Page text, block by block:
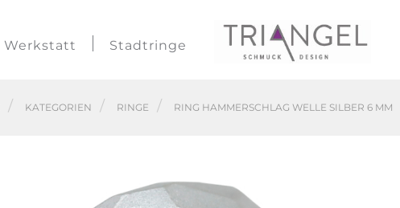
Werkstatt Stadtringe
KATEGORIEN RINGE RING HAMMERSCHLAG WELLE SILBER 6 MM